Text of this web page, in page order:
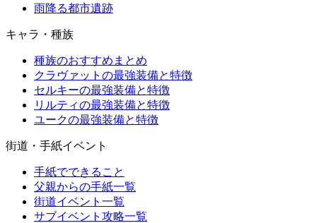
雨降る都市遺跡
キャラ・種族
種族のおすすめまとめ
クラヴァットの最強装備と特徴
セルキーの最強装備と特徴
リルティの最強装備と特徴
ユークの最強装備と特徴
街道・手紙イベント
手紙でできること
父親からの手紙一覧
街道イベント一覧
サブイベント攻略一覧